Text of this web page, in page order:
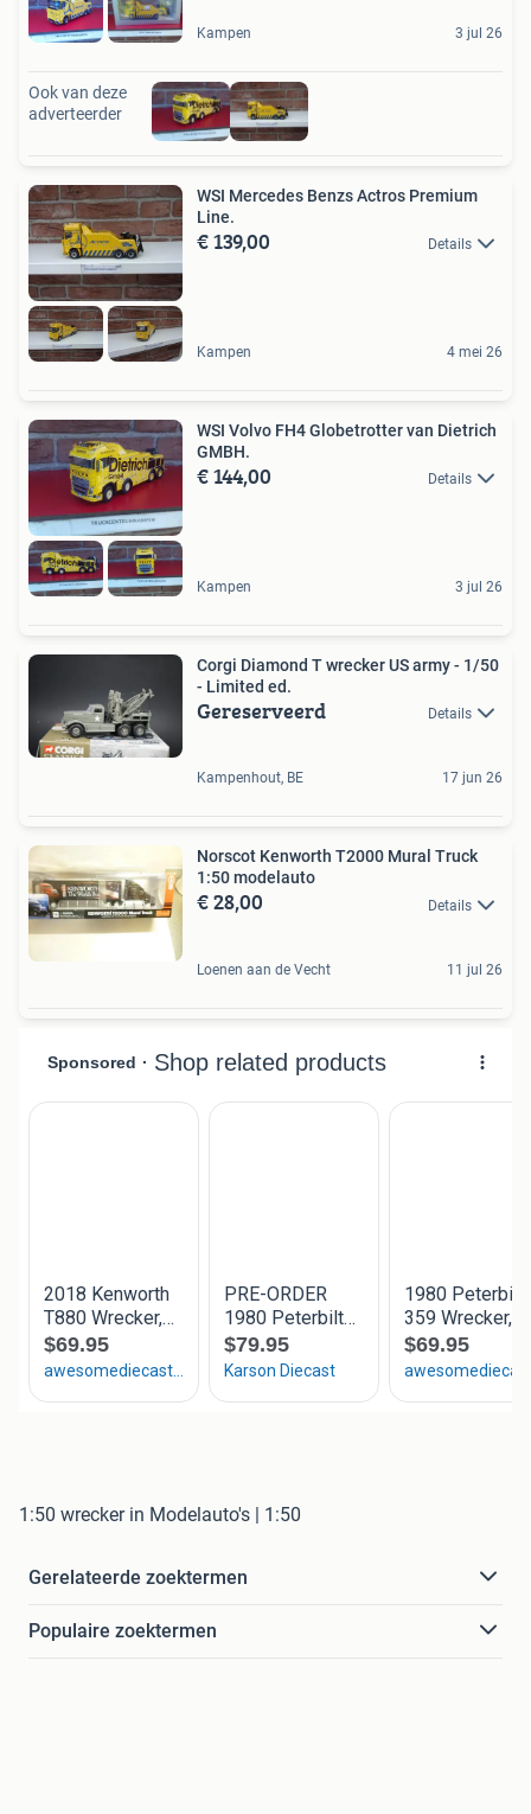
Kampen 3 jul 26
Ook van deze
adverteerder
WSI Mercedes Benzs Actros Premium
Line.
€ 139,00 Details
Kampen 4 mei 26
WSI Volvo FH4 Globetrotter van Dietrich
GMBH.
€ 144,00 Details
Kampen 3 jul 26
Corgi Diamond T wrecker US army - 1/50
- Limited ed.
Gereserveerd Details
Kampenhout, BE 17 jun 26
Norscot Kenworth T2000 Mural Truck
1:50 modelauto
€ 28,00 Details
Loenen aan de Vecht 11 jul 26
1:50 wrecker in Modelauto's | 1:50
Gerelateerde zoektermen
Populaire zoektermen